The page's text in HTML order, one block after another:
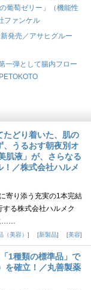
葡萄ゼリー」（機能性
ファンケル
発売／アサヒグルー
一弾として腸内フロー
たどり着いた、肌の
うるおす朝夜別オ
肌液」が、さらなる
／株式会社ハルメ
寄り添う充実の1本完結
る株式会社ハルメク
……
（美容） 新製品 美容
1種類の標準品」で
を確立！／丸善製薬